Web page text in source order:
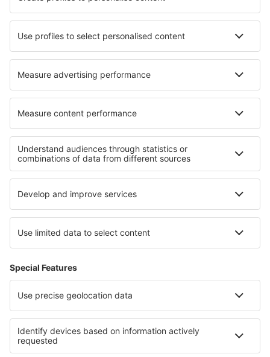
Hoteluri în Maxut Hoteluri în Herford
Hoteluri în Iffeldorf Hoteluri în Seaforth
Cele mai bune hoteluri - regiuni
Hoteluri in Sicilia Hoteluri in Val Gardena
Hoteluri in Lacul Garda Hoteluri in Italy - ski
Hoteluri în Cinque Terre Hoteluri in Kapama Game Reserve
Hoteluri in Arizona Hoteluri in Santa Cruz